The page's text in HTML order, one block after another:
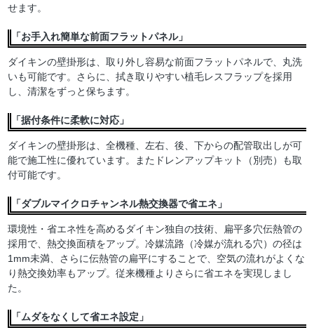
せます。
「お手入れ簡単な前面フラットパネル」
ダイキンの壁掛形は、取り外し容易な前面フラットパネルで、丸洗
いも可能です。さらに、拭き取りやすい植毛レスフラップを採用
し、清潔をずっと保ちます。
「据付条件に柔軟に対応」
ダイキンの壁掛形は、全機種、左右、後、下からの配管取出しが可
能で施工性に優れています。またドレンアップキット（別売）も取
付可能です。
「ダブルマイクロチャンネル熱交換器で省エネ」
環境性・省エネ性を高めるダイキン独自の技術、扁平多穴伝熱管の
採用で、熱交換面積をアップ。冷媒流路（冷媒が流れる穴）の径は
1mm未満、さらに伝熱管の扁平にすることで、空気の流れがよくな
り熱交換効率もアップ。従来機種よりさらに省エネを実現しまし
た。
「ムダをなくして省エネ設定」